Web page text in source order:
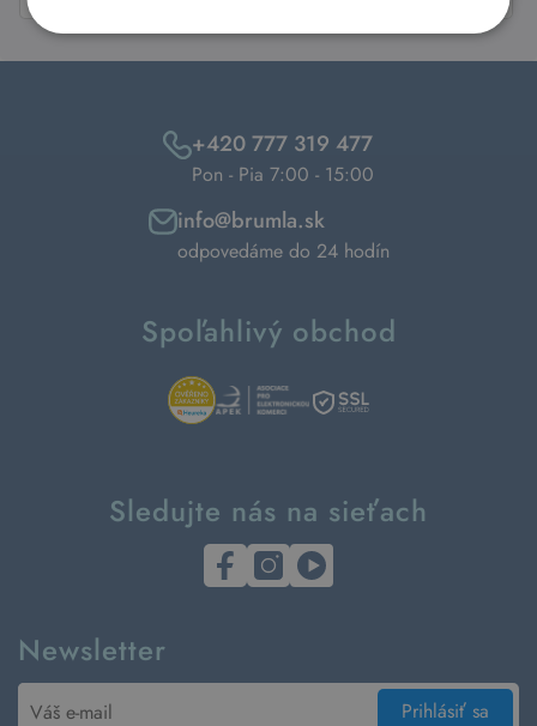
+420 777 319 477
Pon - Pia 7:00 - 15:00
info@brumla.sk
odpovedáme do 24 hodín
Spoľahlivý obchod
Sledujte nás na sieťach
Newsletter
Prihlásiť sa